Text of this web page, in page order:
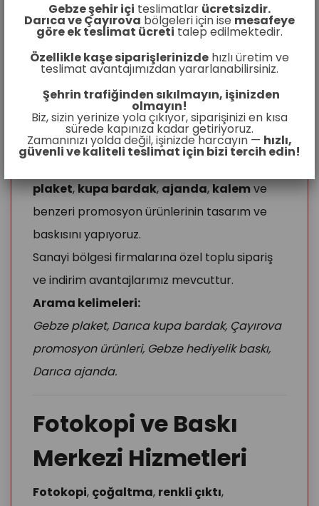
Gebze şehir içi teslimatlar ücretsizdir.
Darıca ve Çayırova bölgeleri için ise mesafeye
göre ek teslimat ücreti talep edilmektedir.
Özellikle kaşe siparişlerinizde hızlı üretim ve
teslimat avantajımızdan yararlanabilirsiniz.
Şehrin trafiğinden sıkılmayın, işinizden
olmayın!
Biz, sizin yerinize yola çıkıyor, siparişinizi en kısa
sürede kapınıza kadar getiriyoruz.
Zamanınızı yolda değil, işinizde harcayın — hızlı,
güvenli ve kaliteli teslimat için bizi tercih edin!
Plaket, Kupa Bardak
ve Promosyon
Ürünleri
Kurumsal etkinlik, tören ve fuar
plaket,kupa bardak,ajanda,kalemve
benzeri promosyon ürünlerinin tasarım ve
baskısını yapıyoruz.
Sanayi bölgesi firmalarına özel toplu sipariş
ve indirim avantajlarımız mevcuttur.
Arama kelimeleri:
Gebze plaket, Darıca kupa bardak, Çayırova
promosyon ürünleri, Gebze hediyelik baskı,
Darıca ajanda.
Fotokopi ve Baskı
Merkezi Hizmetleri
Fotokopi, çoğaltma, renkli çıktı,